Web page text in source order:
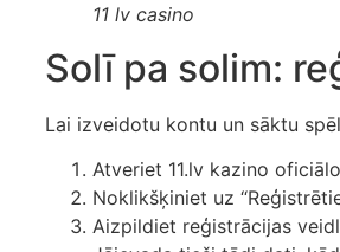
11 lv casino
Solī pa solim:
Lai izveidotu kontu un sāktu
Atveriet 11.lv kazino
Noklikšķiniet uz
Aizpildiet reģistrācijas